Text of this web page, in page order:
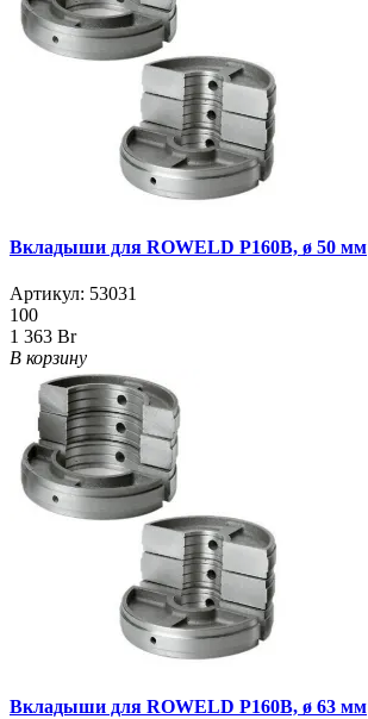
Вкладыши для ROWELD Р160B, ø 50 мм
Артикул: 53031
100
1 363 Br
В корзину
Вкладыши для ROWELD Р160B, ø 63 мм